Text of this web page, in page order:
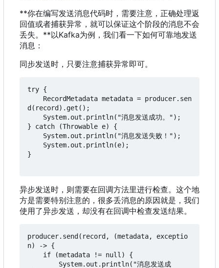
**你在编写发送消息代码时，需要注意，正确处理返
回值或者捕获异常，就可以保证这个阶段的消息不会
丢失。**以Kafka为例 ， 我们看一下如何可靠地发送
消息 ：
同步发送时，只要注意捕获异常即可。
try {
d(record).get();
} catch (Throwable e) {
}
异步发送时，则需要在回调方法里进行检查。这个地
方是需要特别注意的，很多丢消息的原因就是，我们
使用了异步发送，却没有在回调中检查发送结果。
producer.send(record, (metadata, exceptio
n) -> {